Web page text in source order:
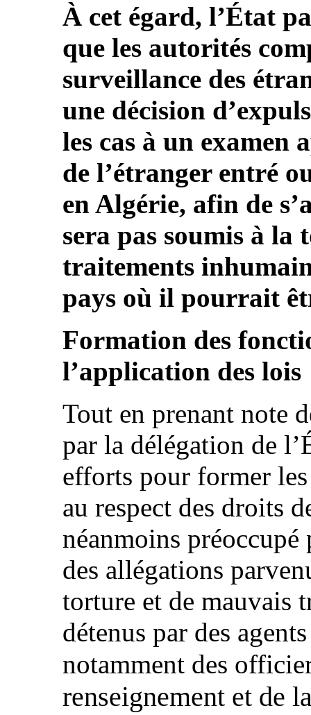
À cet égard, l’État
que les autorités
surveillance des
une décision
les cas à un
de l’étranger entré
en Algérie, afin de
sera pas soumis à la
traitements
pays où il pourrait
Formation des
l’application des lois
Tout en prenant note
par la délégation de
efforts pour former
au respect des droits
néanmoins
des allégations
torture et de mauvais
détenus par des
notamment des
renseignement et de